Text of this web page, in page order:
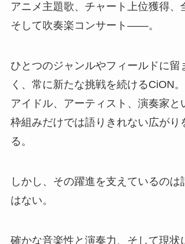
アニメ主題歌、チャート上位獲得、
そして吹奏楽コンサート――。
ひとつのジャンルやフィールドに留
く、常に新たな挑戦を続けるCiON。
アイドル、アーティスト、演奏家と
枠組みだけでは語りきれない広がり
る。
しかし、その躍進を支えているのは
はない。
確かな音楽性と演奏力、そして現状